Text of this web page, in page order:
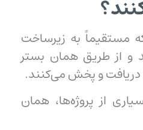
مستقیماً به زیرساخت
از طریق همان بستر
دریافت و پخش می‌کنند.
از پروژه‌ها، همان